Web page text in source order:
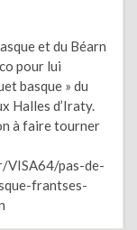
et du Béarn
pour lui
basque » du
Halles d’Iraty.
à faire tourner
pas-de-
frantses-